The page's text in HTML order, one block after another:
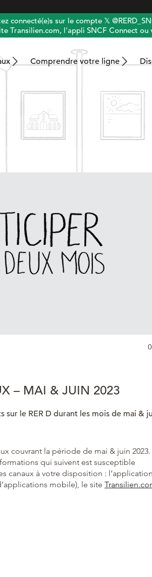
connecté(e)s sur le compte 𝕏
Transilien.com, l'appli SNCF Connect
Comprendre votre ligne
0
– MAI & JUIN 2023
le RER D durant les mois de mai &
couvrant la période de mai & juin 2023.
qui suivent est susceptible
canaux à votre disposition : l’application
mobile), le site